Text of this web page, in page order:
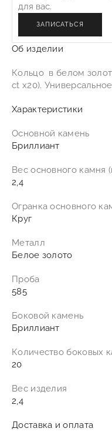
для вас.
ЗАПИСАТЬСЯ
Об изделии
Кольцо в белом
ct x20).
Характеристики
Основной камень
Бриллиант
Вес основного камня
2,4
Огранка основного
Круг
Металл
Белое золото
Проба
585
Боковой камень
Бриллиант
Количество боковых
20
Вес изделия
2,4
Доставка и оплата